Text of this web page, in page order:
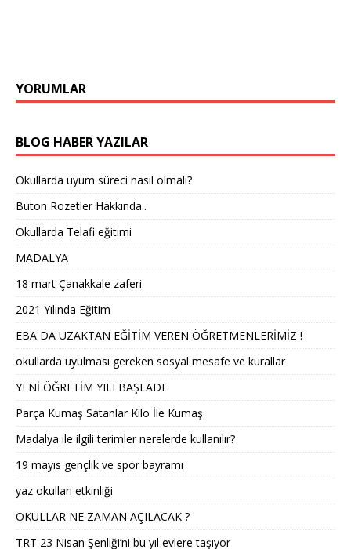
YORUMLAR
BLOG HABER YAZILAR
Okullarda uyum süreci nasıl olmalı?
Buton Rozetler Hakkında..
Okullarda Telafi eğitimi
MADALYA
18 mart Çanakkale zaferi
2021 Yılında Eğitim
EBA DA UZAKTAN EĞİTİM VEREN ÖĞRETMENLERİMİZ !
okullarda uyulması gereken sosyal mesafe ve kurallar
YENİ ÖĞRETİM YILI BAŞLADI
Parça Kumaş Satanlar Kilo İle Kumaş
Madalya ile ilgili terimler nerelerde kullanılır?
19 mayıs gençlik ve spor bayramı
yaz okulları etkinliği
OKULLAR NE ZAMAN AÇILACAK ?
TRT 23 Nisan Şenliği’ni bu yıl evlere taşıyor